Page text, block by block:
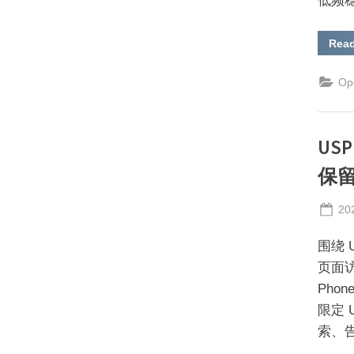
保
围绕
页面
限定
索、